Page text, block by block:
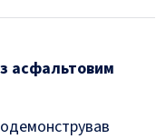
асфальтовим